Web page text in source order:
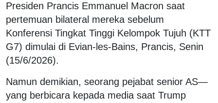
Presiden Prancis Emmanuel Macron saat
pertemuan bilateral mereka sebelum
Konferensi Tingkat Tinggi Kelompok Tujuh (KTT
G7) dimulai di Evian-les-Bains, Prancis, Senin
(15/6/2026).
Namun demikian, seorang pejabat senior AS—
yang berbicara kepada media saat Trump